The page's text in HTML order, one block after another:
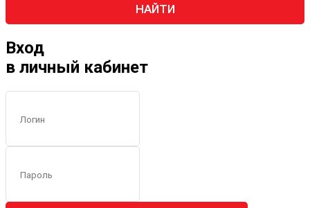
НАЙТИ
Вход
в личный кабинет